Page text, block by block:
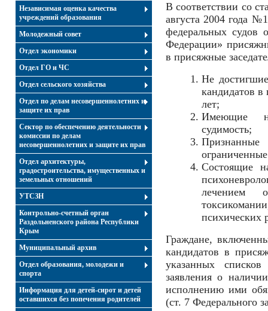
Независимая оценка качества
учреждений образования
Молодежный совет
Отдел экономики
Отдел ГО и ЧС
Отдел сельского хозяйства
Отдел по делам несовершеннолетних и
защите их прав
Сектор по обеспечению деятельности
комиссии по делам
несовершеннолетних и защите их прав
Отдел архитектуры,
градостроительства, имущественных и
земельных отношений
УТСЗН
Контрольно-счетный орган
Раздольненского района Республики
Крым
Муниципальный архив
Отдел образования, молодежи и
спорта
Информация для детей-сирот и детей
оставшихся без попечения родителей
В соответствии со
августа 2004 года
федеральных судов
Федерации»
в присяжные
Не
кандидатов в
лет;
Имеющие
судимость;
Состоящие
лечением
психических
Граждане,
кандидатов в
указанных
заявления о
исполнению ими
(ст. 7 Федерального